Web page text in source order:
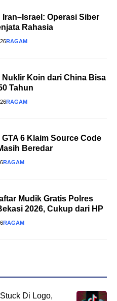
Iran–Israel: Operasi Siber
Rahasia
RAGAM
Nuklir Koin dari China Bisa
Tahun
RAGAM
GTA 6 Klaim Source Code
Beredar
RAGAM
Mudik Gratis Polres
2026, Cukup dari HP
RAGAM
Di Logo,